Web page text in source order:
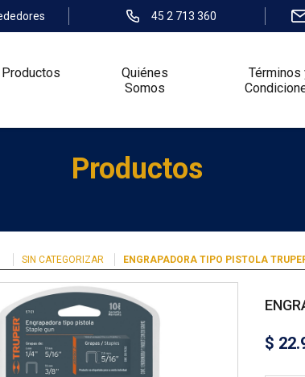
45 2 713 360
Productos
Quiénes
Somos
Términos
Productos
SIN CATEGORIZAR ENGRAPADORA TIPO PISTOLA
$